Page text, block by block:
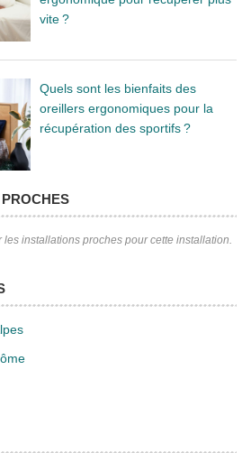
vite ?
Quels sont les bienfaits des
oreillers ergonomiques pour la
récupération des sportifs ?
installations proches pour cette installation.